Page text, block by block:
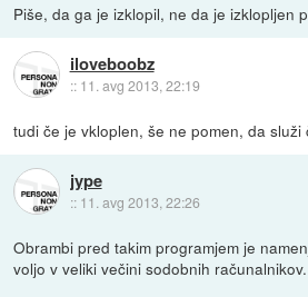
Piše, da ga je izklopil, ne da je izklopljen
iloveboobz
:: 11. avg 2013, 22:19
tudi če je vkloplen, še ne pomen, da služi
jype
:: 11. avg 2013, 22:26
Obrambi pred takim programjem je
voljo v veliki večini sodobnih računalnikov.